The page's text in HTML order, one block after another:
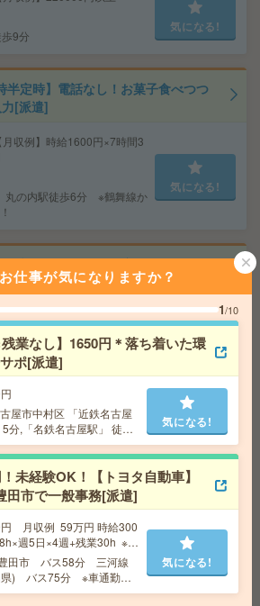
歩9分
気になる!
半定時】電話なし！お菓子食べつつ
[派遣]
収例】時給1600円×7時間3
丸の内駅徒歩6分 ※鶴舞線か
気になる!
味があるでOK／在宅あり＊グッズ
事務[派遣]
収例】時給1670円×8時間×
、近鉄名古屋駅徒歩2分 ※駅
ア】でのご就業です駅直
ワーで働く！で働く事務＊[派遣]
村区 「名古屋駅」 徒歩 1
5分
気になる!
未経験OK＊時給1500円！メールで
仕事が気になりますか？
1/10
残業なし】1650円＊落ち着いた環
ポ[派遣]
屋市中村区 「近鉄名古屋
分,「名鉄名古屋駅」 徒
気になる!
未経験OK！【トヨタ自動車】
田市で一般事務[派遣]
月収例 59万円 時給300
週5日×4週+残業30h ※月
するものではありません。
田市 バス58分 三河線
県) バス75分 ※車通勤可
気になる!